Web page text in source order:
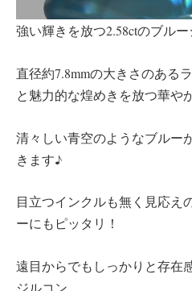
強い輝きを放つ2.58ctのブルー
直径約7.8mmの大きさのある
と魅力的な煌めきを放つ華や
清々しい青空のようなブルー
きます♪
目立つインクルも無く見応え
ーにもピッタリ！
遠目からでもしっかりと存在
ジルコン